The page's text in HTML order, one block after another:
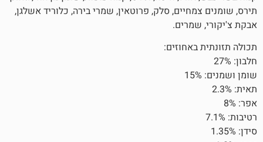
סלק, פרוטאין, שמרי בירה, כלוריד אשלגן,